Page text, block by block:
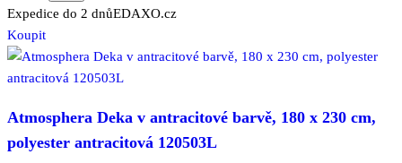
Expedice do 2 dnůEDAXO.cz
Koupit
Atmosphera Deka v antracitové barvě, 180 x 230 cm,
polyester antracitová 120503L